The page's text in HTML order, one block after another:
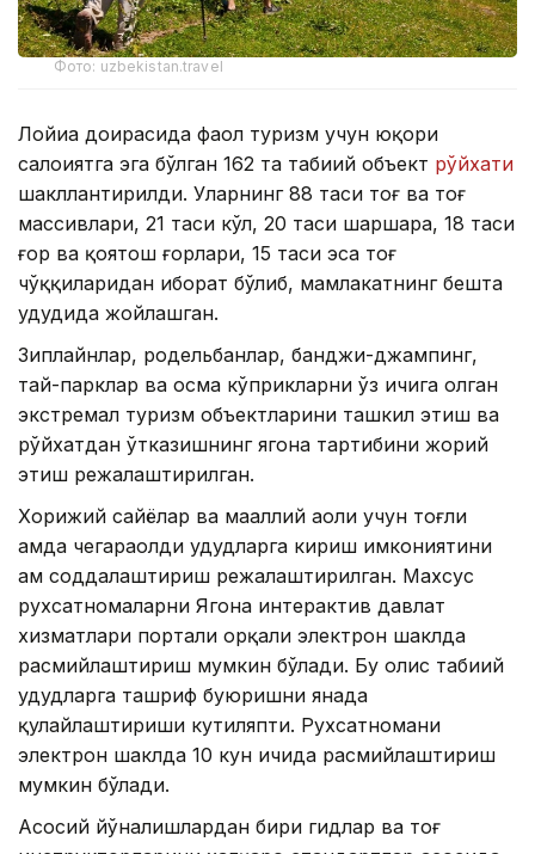
Фото: uzbekistan.travel
Лойиҳа доирасида фаол туризм учун юқори
салоҳиятга эга бўлган 162 та табиий объект рўйхати
шакллантирилди. Уларнинг 88 таси тоғ ва тоғ
массивлари, 21 таси кўл, 20 таси шаршара, 18 таси
ғор ва қоятош ғорлари, 15 таси эса тоғ
чўққиларидан иборат бўлиб, мамлакатнинг бешта
ҳудудида жойлашган.
Зиплайнлар, родельбанлар, банджи-джампинг,
тай-парклар ва осма кўприкларни ўз ичига олган
экстремал туризм объектларини ташкил этиш ва
рўйхатдан ўтказишнинг ягона тартибини жорий
этиш режалаштирилган.
Хорижий сайёҳлар ва маҳаллий аҳоли учун тоғли
ҳамда чегараолди ҳудудларга кириш имкониятини
ҳам соддалаштириш режалаштирилган. Махсус
рухсатномаларни Ягона интерактив давлат
хизматлари портали орқали электрон шаклда
расмийлаштириш мумкин бўлади. Бу олис табиий
ҳудудларга ташриф буюришни янада
қулайлаштириши кутиляпти. Рухсатномани
электрон шаклда 10 кун ичида расмийлаштириш
мумкин бўлади.
Асосий йўналишлардан бири гидлар ва тоғ